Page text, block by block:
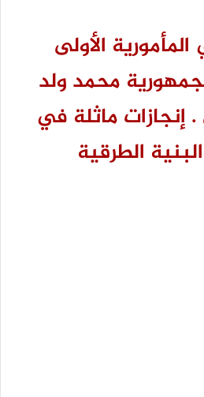
الأولى
محمد ولد
إنجازات ماثلة في
الطرقية